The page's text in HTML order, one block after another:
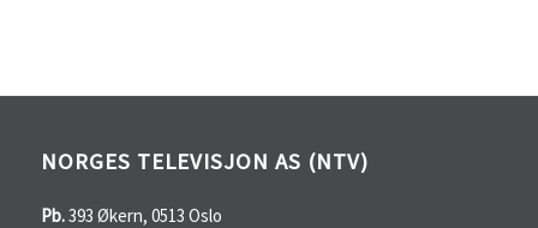
NORGES TELEVISJON AS (NTV)
Pb.393 Økern, 0513 Oslo